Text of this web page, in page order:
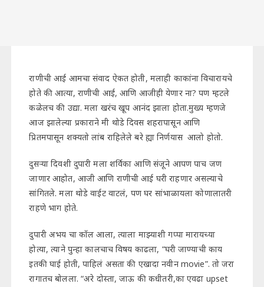
राणीची आई आमचा संवाद ऐकत होती, मलाही काकांना विचारायचे
होते की आत्या, राणीची आई, आणि आजीही येणार ना? पण म्हटले
कळेलच की उद्या. मला खरंच खूप आनंद झाला होता.मुख्य म्हणजे
आज झालेल्या प्रकाराने मी थोडे दिवस शहरापासून आणि
प्रितमपासून शक्यतो लांब राहिलेले बरे ह्या निर्णयास आलो होतो.
दुसऱ्या दिवशी दुपारी मला शर्विका आणि संजूने आपण पाच जण
जाणार आहोत, आजी आणि राणीची आई घरी राहणार असल्याचे
सांगितले. मला थोडे वाईट वाटलं, पण घर सांभाळायला कोणालातरी
राहणे भाग होते.
दुपारी अभय चा कॉल आला, त्याला माझ्याशी गप्पा मारायच्या
होत्या, त्याने पुन्हा कालचाच विषय काढला, “घरी जाण्याची काय
इतकी घाई होती, पाहिलं असता की एखादा नवीन movie”. तो जरा
रागातच बोलला. “अरे दोस्ता, जाऊ की कधीतरी,का एवढा upset